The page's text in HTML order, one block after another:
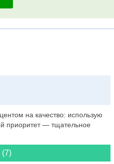
на качество: использую
приоритет — тщательное
(7)